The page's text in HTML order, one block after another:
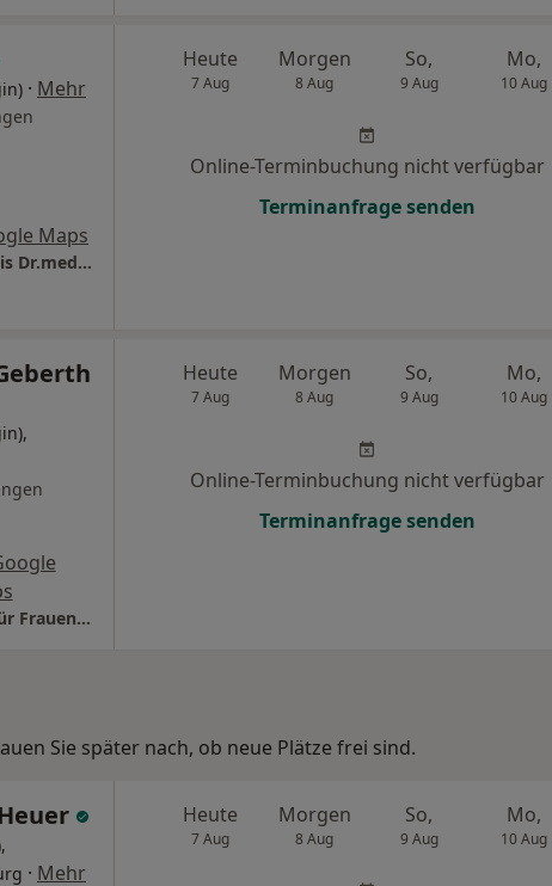
· Mehr
Maps
CONSILIO Haus- und Fachärzte-Team Praxis Dr.med. Ilja Kleiman Facharzt für Allgemeinmedizin
Heute
7 Aug
Morgen
8 Aug
So,
9 Aug
Mo,
10 Aug
Online-Terminbuchung nicht verfügbar
Terminanfrage senden
Praxis Dr.med.Ingrid Geberth Fachärztin für Frauenheilkunde und Geburtshilfe
Heute
7 Aug
Morgen
8 Aug
So,
9 Aug
Mo,
10 Aug
Online-Terminbuchung nicht verfügbar
Terminanfrage senden
Sie später nach, ob neue Plätze frei sind.
· Mehr
Heute
7 Aug
Morgen
8 Aug
So,
9 Aug
Mo,
10 Aug